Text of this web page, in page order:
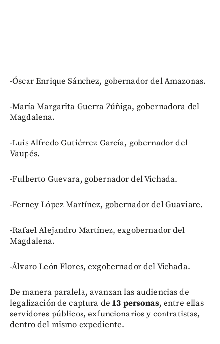
-Óscar Enrique Sánchez, gobernador del Amazonas.
-María Margarita Guerra Zúñiga, gobernadora del
Magdalena.
-Luis Alfredo Gutiérrez García, gobernador del
Vaupés.
-Fulberto Guevara, gobernador del Vichada.
-Ferney López Martínez, gobernador del Guaviare.
-Rafael Alejandro Martínez, exgobernador del
Magdalena.
-Álvaro León Flores, exgobernador del Vichada.
De manera paralela, avanzan las audiencias de
legalización de captura de 13 personas, entre ellas
servidores públicos, exfuncionarios y contratistas,
dentro del mismo expediente.